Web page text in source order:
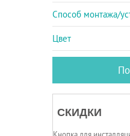
Способ монтажа/
Цвет
СКИДКИ